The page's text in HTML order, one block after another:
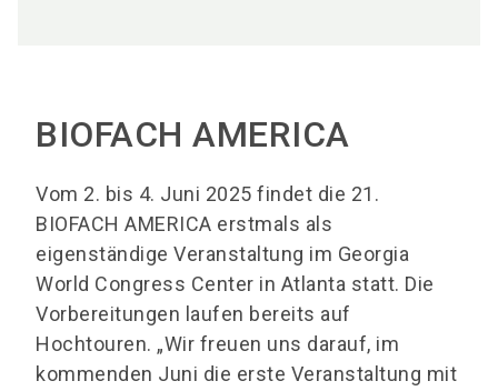
BIOFACH AMERICA
Vom 2. bis 4. Juni 2025 findet die 21.
BIOFACH AMERICA erstmals als
eigenständige Veranstaltung im Georgia
World Congress Center in Atlanta statt. Die
Vorbereitungen laufen bereits auf
Hochtouren. „Wir freuen uns darauf, im
kommenden Juni die erste Veranstaltung mit